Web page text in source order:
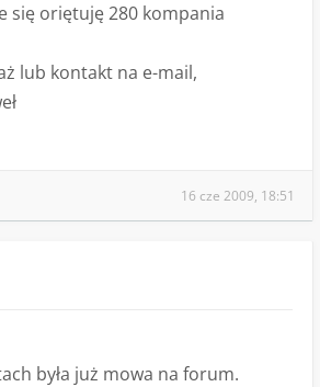
się oriętuję 280 kompania
lub kontakt na e-mail,
16 cze 2009, 18:51
była już mowa na forum.